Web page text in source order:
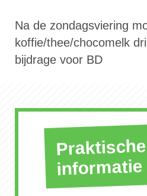
Na de zondagsviering
koffie/thee/chocomelk
bijdrage voor BD
Praktische
informatie